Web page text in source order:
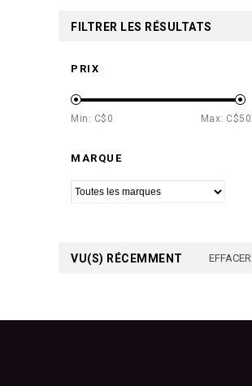
FILTRER LES RÉSULTATS
PRIX
Min: C$ 0 Max: C$50
MARQUE
VU(S) RÉCEMMENT EFFACER